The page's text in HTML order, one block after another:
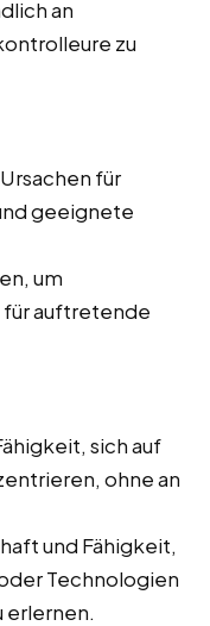
an
zu
für
geeignete
um
auftretende
sich auf
ohne an
und Fähigkeit,
Technologien
erlernen.